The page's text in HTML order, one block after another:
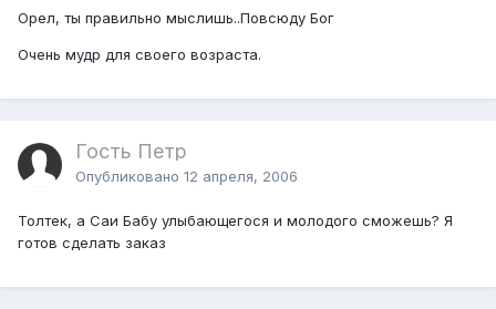
Орел, ты правильно мыслишь..Повсюду Бог
Очень мудр для своего возраста.
Гость Петр
Опубликовано 12 апреля, 2006
Толтек, а Саи Бабу улыбающегося и молодого сможешь? Я
готов сделать заказ